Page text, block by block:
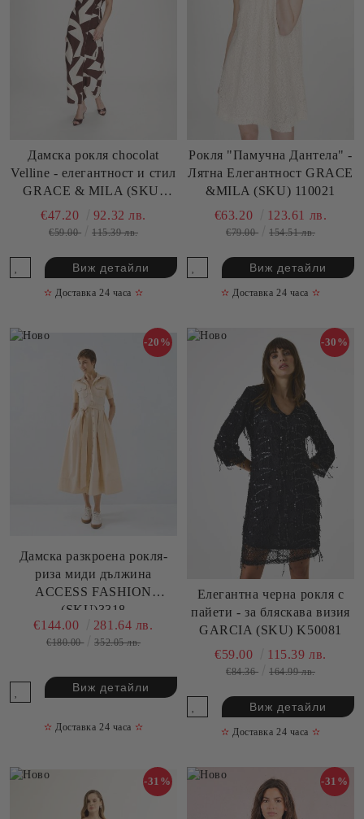
Дамска рокля chocolat
Velline - елегантност и стил
GRACE & MILA (SKU)
110019
€47.20 92.32 лв.
€59.00 115.39 лв.
Виж детайли
✫ Доставка 24 часа ✫
Рокля "Памучна Дантела" -
Лятна Елегантност GRACE
&MILA (SKU) 110021
€63.20 123.61 лв.
€79.00 154.51 лв.
Виж детайли
✫ Доставка 24 часа ✫
Дамска разкроена рокля-
риза миди дължина
ACCESS FASHION
(SKU)3318
-20%
€144.00 281.64 лв.
€180.00 352.05 лв.
Виж детайли
✫ Доставка 24 часа ✫
Елегантна черна рокля с
пайети - за бляскава визия
GARCIA (SKU) K50081
-30%
€59.00 115.39 лв.
€84.36 164.99 лв.
Виж детайли
✫ Доставка 24 часа ✫
-31% -31%